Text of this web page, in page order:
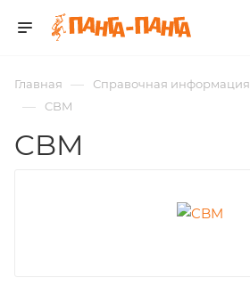
Главная — Справочная информация
— CBM
CBM